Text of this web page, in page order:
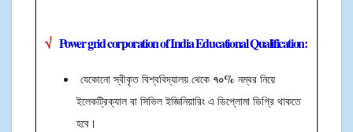
√ Power grid corporation of IndiaEducational Qualification:
যেকোনো স্বীকৃত বিশ্ববিদ্যালয় থেকে ৭০% নম্বর নিয়ে
ইলেকট্রিক্যাল বা সিভিল ইজ্ঞিনিয়ারিং এ ডিপ্লোমা ডিগ্রি থাকতে
হবে।